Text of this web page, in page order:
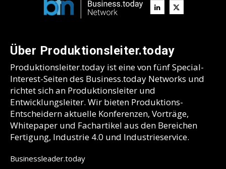
Über Produktionsleiter.today
Produktionsleiter.today ist eine von fünf Special-
Interest-Seiten des Business.today Networks und
richtet sich an Produktionsleiter und
Entwicklungsleiter. Wir bieten Produktions-
Entscheidern aktuelle Konferenzen, Vorträge,
Whitepaper und Fachartikel aus den Bereichen
Fertigung, Industrie 4.0 und Industrieservice.
Businessleader.today